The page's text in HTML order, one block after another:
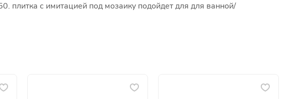
с имитацией под мозаику подойдет для для ванной/